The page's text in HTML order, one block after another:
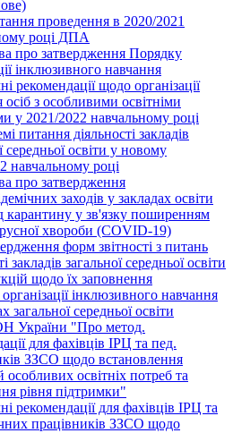
проведення в 2020/2021
році ДПА
про затвердження Порядку
інклюзивного навчання
рекомендації щодо організації
осіб з особливими освітніми
у 2021/2022 навчальному році
питання діяльності закладів
середньої освіти у новому
навчальному році
про затвердження
заходів у закладах освіти
карантину у зв'язку поширенням
хвороби (COVID-19)
форм звітності з питань
закладів загальної середньої освіти
щодо їх заповнення
інклюзивного навчання
загальної середньої освіти
України "Про метод.
для фахівців ІРЦ та пед.
ЗЗСО щодо встановлення
особливих освітніх потреб та
рівня підтримки"
рекомендації для фахівців ІРЦ та
працівників ЗЗСО щодо